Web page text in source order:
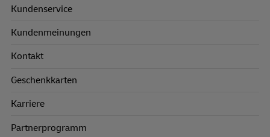
Kundenservice
Kundenmeinungen
Kontakt
Geschenkkarten
Karriere
Partnerprogramm